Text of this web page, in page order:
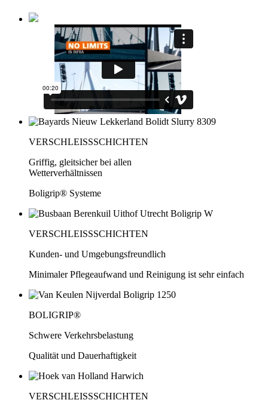
VERSCHLEISSSCHICHTEN
Griffig, gleitsicher bei allen
Wetterverhältnissen
Boligrip® Systeme
VERSCHLEISSSCHICHTEN
Kunden- und Umgebungsfreundlich
Minimaler Pflegeaufwand und Reinigung ist sehr einfach
BOLIGRIP®
Schwere Verkehrsbelastung
Qualität und Dauerhaftigkeit
VERSCHLEISSSCHICHTEN